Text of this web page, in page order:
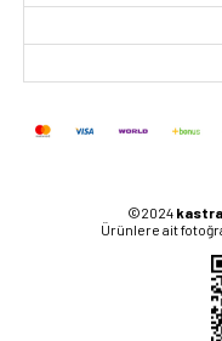
©2024
Ürünlere ait